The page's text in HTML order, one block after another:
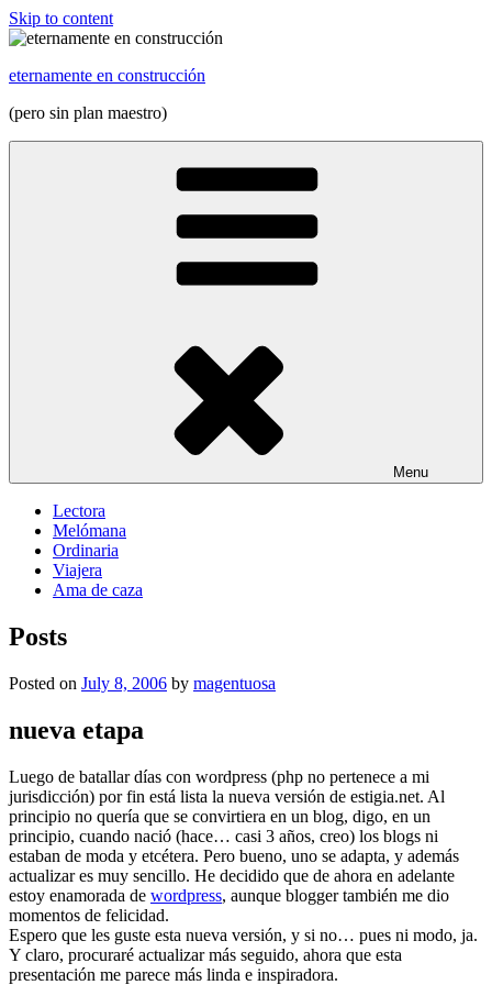
Skip to content
eternamente en construcción
(pero sin plan maestro)
Menu
Lectora
Melómana
Ordinaria
Viajera
Ama de caza
Posts
Posted on July 8, 2006 by magentuosa
nueva etapa
Luego de batallar días con wordpress (php no pertenece a mi
jurisdicción) por fin está lista la nueva versión de estigia.net. Al
principio no quería que se convirtiera en un blog, digo, en un
principio, cuando nació (hace… casi 3 años, creo) los blogs ni
estaban de moda y etcétera. Pero bueno, uno se adapta, y además
actualizar es muy sencillo. He decidido que de ahora en adelante
estoy enamorada de wordpress, aunque blogger también me dio
momentos de felicidad.
Espero que les guste esta nueva versión, y si no… pues ni modo, ja.
Y claro, procuraré actualizar más seguido, ahora que esta
presentación me parece más linda e inspiradora.